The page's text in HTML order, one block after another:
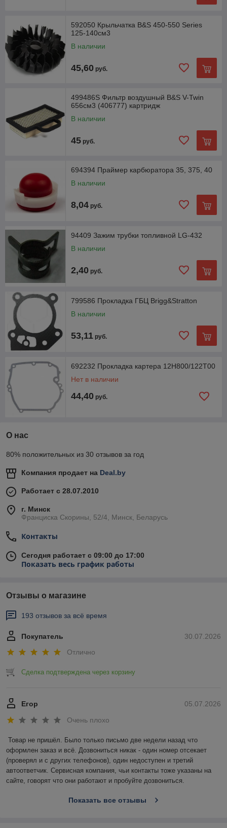
592050 Крыльчатка B&S 450-550 Series
125-140см3
В наличии
45,60 руб.
499486S Фильтр воздушный B&S V-Twin
656см3 (406777) картридж
В наличии
45 руб.
694394 Праймер карбюратора 35, 375, 40
В наличии
8,04 руб.
94409 Зажим трубки топливной LG-432
В наличии
2,40 руб.
799586 Прокладка ГБЦ Brigg&Stratton
В наличии
53,11 руб.
692232 Прокладка картера 12H800/122T00
Нет в наличии
44,40 руб.
О нас
80% положительных из 30 отзывов за год
Компания продает на Deal.by
Работает с 28.07.2010
г. Минск
Франциска Скорины, 52/4, Минск, Беларусь
Контакты
Сегодня работает с 09:00 до 17:00
Показать весь график работы
Отзывы о магазине
193 отзывов за всё время
30.07.2026
Покупатель
Отлично
Сделка подтверждена через корзину
05.07.2026
Егор
Очень плохо
Товар не пришёл. Было только письмо две недели назад что
оформлен заказ и всё. Дозвониться никак - один номер отсекает
(проверял и с других телефонов), один недоступен и третий
автоответчик. Сервисная компания, чьи контакты тоже указаны на
сайте, говорят что они работают и пробуйте дозвониться.
Показать все отзывы